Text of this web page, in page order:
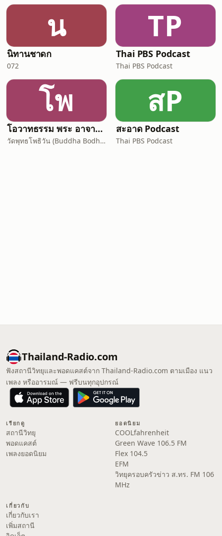
น
นิทานชาดก
072
TP
Thai PBS Podcast
Thai PBS Podcast
โพ
โอวาทธรรม พระ อาจารย์ กัลยาโณ
วัดพุทธโพธิวัน (Buddha Bodhivana Monastery - Ajahn Kalyano)
สP
สะอาด Podcast
Thai PBS Podcast
Thailand-Radio.com
ฟังสถานีวิทยุและพอดแคสต์จาก Thailand-Radio.com ตามเมือง แนว
เพลง หรืออารมณ์ — ฟรีบนทุกอุปกรณ์
เรียกดู
สถานีวิทยุ
พอดแคสต์
เพลงยอดนิยม
ยอดนิยม
COOLfahrenheit
Green Wave 106.5 FM
Flex 104.5
EFM
วิทยุครอบครัวข่าว ส.ทร. FM 106
MHz
เกี่ยวกับ
เกี่ยวกับเรา
เพิ่มสถานี